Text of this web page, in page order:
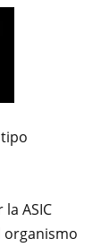
ASIC
organismo